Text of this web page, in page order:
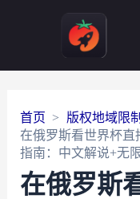
首页
版权地域限制
在俄罗斯看世界杯直
指南：中文解说+无
在俄罗斯